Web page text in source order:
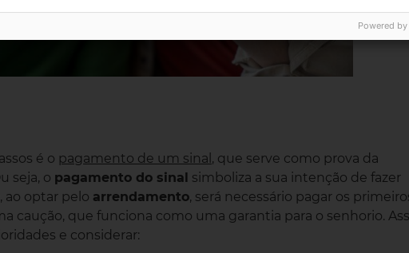
é o pagamento de um sinal , que serve como prova da
seja, o pagamento do sinal simboliza a sua intenção de fazer
ao optar pelo arrendamento, será necessário pagar os
caução, que funciona como uma garantia para o senhorio.
e considerar:
Powered by